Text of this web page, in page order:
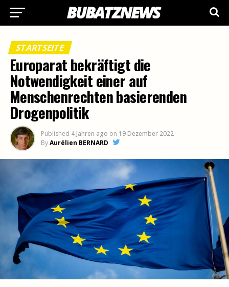
STARTSEITE
Europarat bekräftigt die
Notwendigkeit einer auf
Menschenrechten basierenden
Drogenpolitik
Published 4 Jahren ago on 19 Dezember 2022
ByAurélien BERNARD